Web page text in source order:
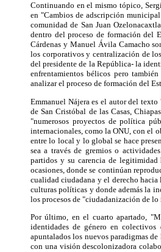
Continuando en el mismo tópico,
en "Cambios de adscripción
comunidad de San Juan
dentro del proceso de formación del
Cárdenas y Manuel Ávila Camacho
los corporativos y centralización de
del presidente de la República- la
enfrentamientos bélicos pero
analizar el proceso de formación del
Emmanuel Nájera es el autor del
de San Cristóbal de las Casas,
"numerosos proyectos de política
internacionales, como la ONU, con el
entre lo local y lo global se hace
sea a través de gremios o
partidos y su carencia de legitimidad
ocasiones, donde se continúan
cualidad ciudadana y el derecho
culturas políticas y donde además la
los procesos de "ciudadanización de lo
Por último, en el cuarto apartado,
identidades de género en colectivos
apuntalados los nuevos paradigmas
con una visión descolonizadora